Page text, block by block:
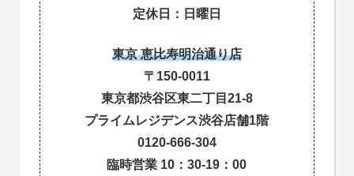
定休日：日曜日
東京 恵比寿明治通り店
〒150-0011
東京都渋谷区東二丁目21-8
プライムレジデンス渋谷店舗1階
0120-666-304
臨時営業 10：30-19：00